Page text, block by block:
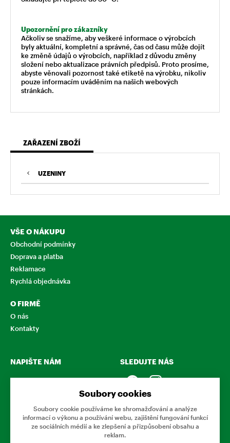
Upozornění pro zákazníky
Ačkoliv se snažíme, aby veškeré informace o výrobcích
byly aktuální, kompletní a správné, čas od času může dojít
ke změně údajů o výrobcích, například z důvodu změny
složení nebo aktualizace právních předpisů. Proto prosíme,
abyste věnovali pozornost také etiketě na výrobku, nikoliv
pouze informacím uváděním na našich webových
stránkách.
ZAŘAZENÍ ZBOŽÍ
UZENINY
VŠE O NÁKUPU
Obchodní podmínky
Doprava a platba
Reklamace
Rychlá objednávka
O FIRMĚ
O nás
Kontakty
NAPIŠTE NÁM
našich produktech nebo e-
shopu? Neváhejte napsat.
CHCI NAPSAT ZPRÁVU
SLEDUJTE NÁS
Soubory cookies
Soubory cookie používáme ke shromažďování a analýze
informací o výkonu a používání webu, zajištění fungování funkcí
ze sociálních médií a ke zlepšení a přizpůsobení obsahu a
reklam.